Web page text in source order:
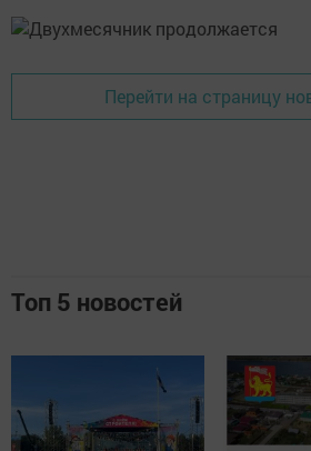
Перейти на страницу
Топ 5 новостей